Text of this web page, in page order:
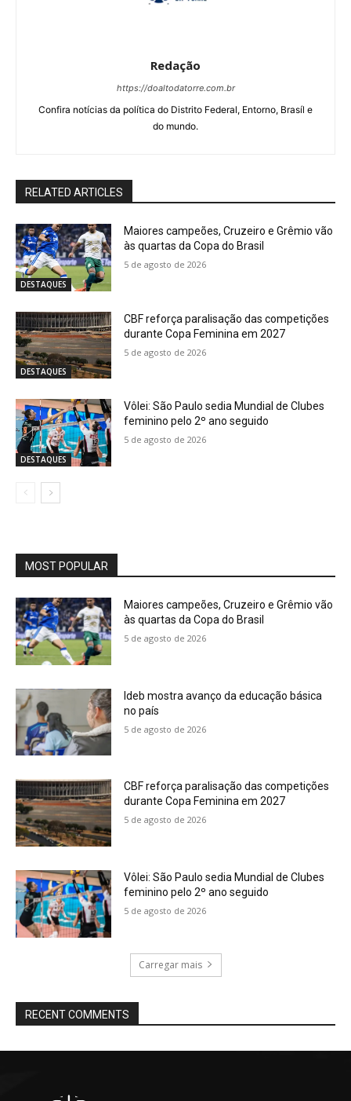
Redação
https://doaltodatorre.com.br
Confira notícias da política do Distrito Federal, Entorno, Brasíl e
do mundo.
RELATED ARTICLES
DESTAQUES
Maiores campeões, Cruzeiro e Grêmio vão
às quartas da Copa do Brasil
5 de agosto de 2026
DESTAQUES
CBF reforça paralisação das competições
durante Copa Feminina em 2027
5 de agosto de 2026
DESTAQUES
Vôlei: São Paulo sedia Mundial de Clubes
feminino pelo 2º ano seguido
5 de agosto de 2026
MOST POPULAR
Maiores campeões, Cruzeiro e Grêmio vão
às quartas da Copa do Brasil
5 de agosto de 2026
Ideb mostra avanço da educação básica
no país
5 de agosto de 2026
CBF reforça paralisação das competições
durante Copa Feminina em 2027
5 de agosto de 2026
Vôlei: São Paulo sedia Mundial de Clubes
feminino pelo 2º ano seguido
5 de agosto de 2026
Carregar mais
RECENT COMMENTS